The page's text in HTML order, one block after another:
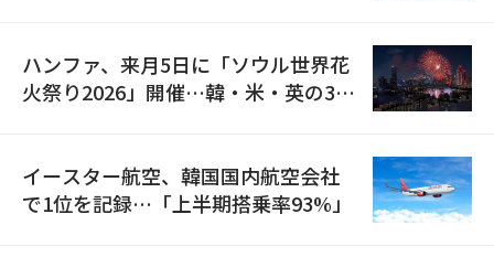
ハンファ、来月5日に「ソウル世界花
火祭り2026」開催…韓・米・英の3カ
イースター航空、韓国国内航空会社
で1位を記録…「上半期搭乗率93%」